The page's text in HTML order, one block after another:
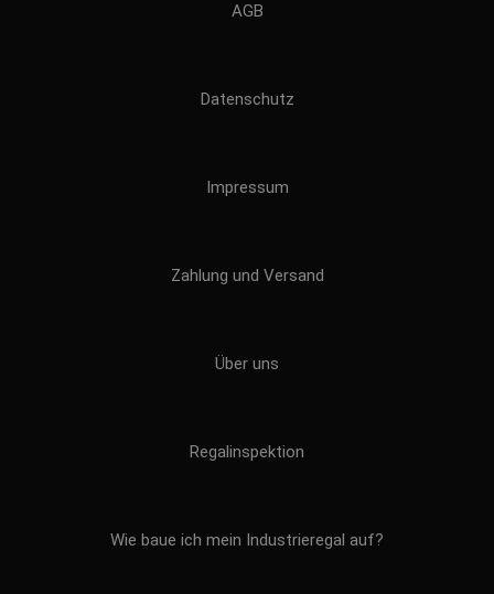
AGB
Datenschutz
Impressum
Zahlung und Versand
Über uns
Regalinspektion
Wie baue ich mein Industrieregal auf?